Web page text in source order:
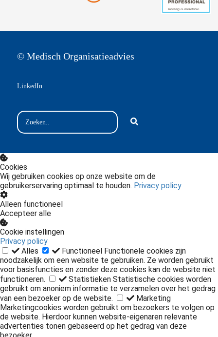
© Medisch Organisatieadvies
LinkedIn
Cookies
Wij gebruiken cookies op onze website om de
gebruikerservaring optimaal te houden. Privacy policy
Alleen functioneel
Accepteer alle
Cookie instellingen
Privacy policy
Alles
Functioneel Functionele cookies zijn
noodzakelijk om een website te gebruiken. Ze worden gebruikt
voor basisfuncties en zonder deze cookies kan de website niet
functioneren.
Statistieken Statistische cookies worden
gebruikt om anoniem informatie te verzamelen over het gedrag
van een bezoeker op de website.
Marketing
Marketingcookies worden gebruikt om bezoekers te volgen op
de website. Hierdoor kunnen website-eigenaren relevante
advertenties tonen gebaseerd op het gedrag van deze